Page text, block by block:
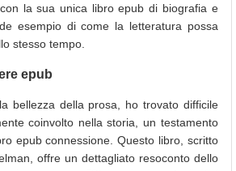
la sua unica libro epub di biografia e
esempio di come la letteratura possa
stesso tempo.
epub
bellezza della prosa, ho trovato difficile
coinvolto nella storia, un testamento
epub connessione. Questo libro, scritto
offre un dettagliato resoconto dello